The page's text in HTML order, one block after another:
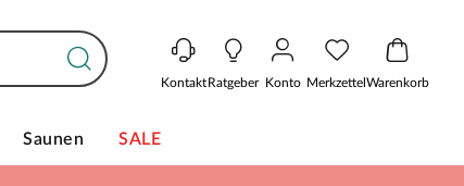
KontaktRatgeber Konto MerkzettelWarenkorb
Saunen SALE